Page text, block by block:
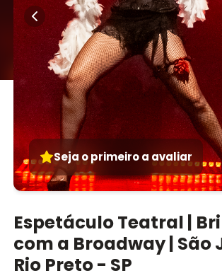
Seja o primeiro a avaliar
Espetáculo Teatral |
com a Broadway | São
Rio Preto - SP